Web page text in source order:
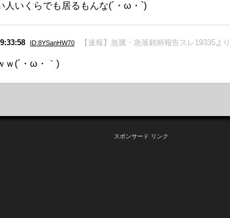
人いくらでも居るもんな(´・ω・`)
ID:8YSanHW70 【速報】急騰・急落銘柄報告スレ19335より
ｗ(´・ω・｀)
スポンサード リンク